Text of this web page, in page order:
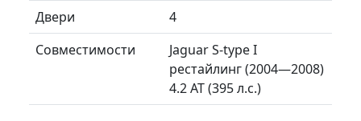
Двери
4
Совместимости
Jaguar S-type I
рестайлинг (2004—2008)
4.2 AT (395 л.с.)